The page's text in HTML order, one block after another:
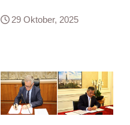
29 Oktober, 2025